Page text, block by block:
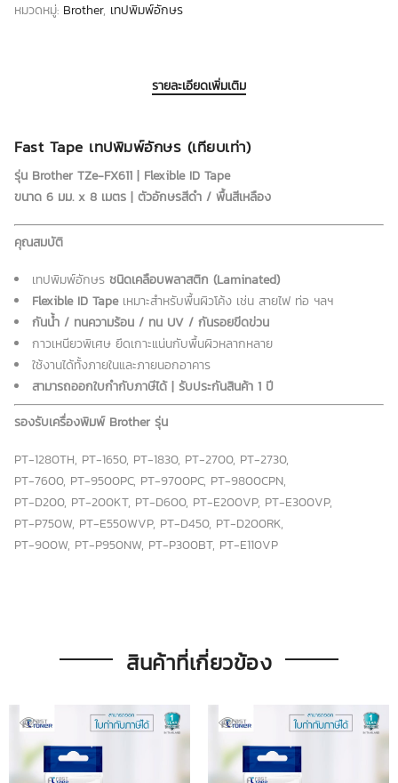
หมวดหมู่: Brother, เทปพิมพ์อักษร
รายละเอียดเพิ่มเติม
Fast Tape เทปพิมพ์อักษร (เทียบเท่า)
รุ่น Brother TZe-FX611 | Flexible ID Tape
ขนาด 6 มม. x 8 เมตร | ตัวอักษรสีดำ / พื้นสีเหลือง
คุณสมบัติ
เทปพิมพ์อักษร ชนิดเคลือบพลาสติก (Laminated)
Flexible ID Tapeเหมาะสำหรับพื้นผิวโค้ง เช่น สายไฟ ท่อ ฯลฯ
กันน้ำ / ทนความร้อน / ทน UV / กันรอยขีดข่วน
กาวเหนียวพิเศษ ยึดเกาะแน่นกับพื้นผิวหลากหลาย
ใช้งานได้ทั้งภายในและภายนอกอาคาร
สามารถออกใบกำกับภาษีได้ | รับประกันสินค้า 1 ปี
รองรับเครื่องพิมพ์ Brother รุ่น
PT-1280TH, PT-1650, PT-1830, PT-2700, PT-2730,
PT-7600, PT-9500PC, PT-9700PC, PT-9800CPN,
PT-D200, PT-200KT, PT-D600, PT-E200VP, PT-E300VP,
PT-P750W, PT-E550WVP, PT-D450, PT-D200RK,
PT-900W, PT-P950NW, PT-P300BT, PT-E110VP
สินค้าที่เกี่ยวข้อง